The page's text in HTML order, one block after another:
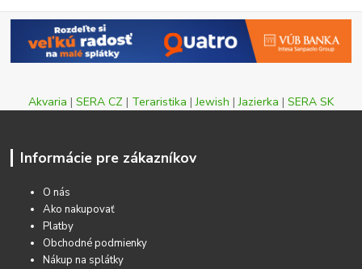
Akvaria | SERA CZ | Teraristika |Jewish |Jazierka | SERA SK
Informácie pre zákazníkov
O nás
Ako nakupovať
Platby
Obchodné podmienky
Nákup na splátky